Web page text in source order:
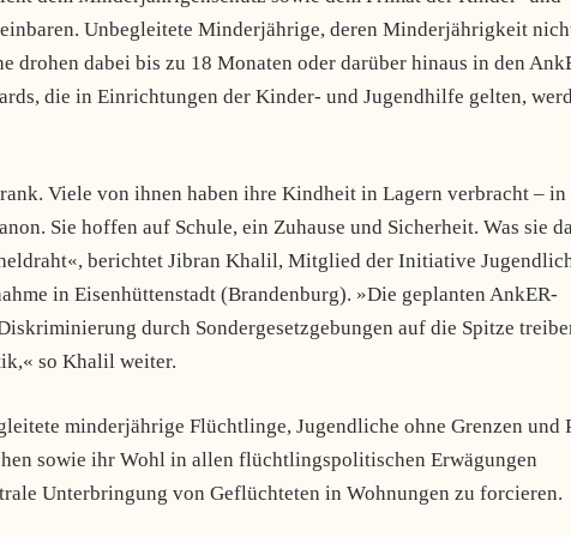
Unbegleitete Minderjährige, deren Minderjährigkeit
drohen dabei bis zu 18 Monaten oder darüber hinaus in den
die in Einrichtungen der Kinder- und Jugendhilfe gelten,
Viele von ihnen haben ihre Kindheit in Lagern verbracht – in
Sie hoffen auf Schule, ein Zuhause und Sicherheit. Was sie
berichtet Jibran Khalil, Mitglied der Initiative
in Eisenhüttenstadt (Brandenburg). »Die geplanten AnkER-
durch Sondergesetzgebungen auf die Spitze
so Khalil weiter.
minderjährige Flüchtlinge, Jugendliche ohne Grenzen und
sowie ihr Wohl in allen flüchtlingspolitischen Erwägungen
Unterbringung von Geflüchteten in Wohnungen zu forcieren.